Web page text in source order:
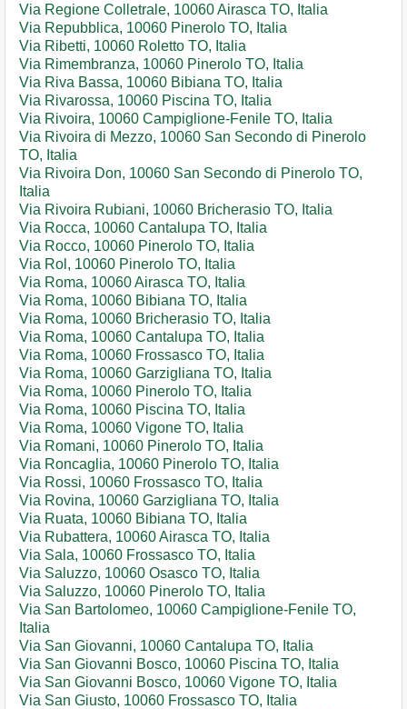
Via Regione Colletrale, 10060 Airasca TO, Italia
Via Repubblica, 10060 Pinerolo TO, Italia
Via Ribetti, 10060 Roletto TO, Italia
Via Rimembranza, 10060 Pinerolo TO, Italia
Via Riva Bassa, 10060 Bibiana TO, Italia
Via Rivarossa, 10060 Piscina TO, Italia
Via Rivoira, 10060 Campiglione-Fenile TO, Italia
Via Rivoira di Mezzo, 10060 San Secondo di Pinerolo
TO, Italia
Via Rivoira Don, 10060 San Secondo di Pinerolo TO,
Italia
Via Rivoira Rubiani, 10060 Bricherasio TO, Italia
Via Rocca, 10060 Cantalupa TO, Italia
Via Rocco, 10060 Pinerolo TO, Italia
Via Rol, 10060 Pinerolo TO, Italia
Via Roma, 10060 Airasca TO, Italia
Via Roma, 10060 Bibiana TO, Italia
Via Roma, 10060 Bricherasio TO, Italia
Via Roma, 10060 Cantalupa TO, Italia
Via Roma, 10060 Frossasco TO, Italia
Via Roma, 10060 Garzigliana TO, Italia
Via Roma, 10060 Pinerolo TO, Italia
Via Roma, 10060 Piscina TO, Italia
Via Roma, 10060 Vigone TO, Italia
Via Romani, 10060 Pinerolo TO, Italia
Via Roncaglia, 10060 Pinerolo TO, Italia
Via Rossi, 10060 Frossasco TO, Italia
Via Rovina, 10060 Garzigliana TO, Italia
Via Ruata, 10060 Bibiana TO, Italia
Via Rubattera, 10060 Airasca TO, Italia
Via Sala, 10060 Frossasco TO, Italia
Via Saluzzo, 10060 Osasco TO, Italia
Via Saluzzo, 10060 Pinerolo TO, Italia
Via San Bartolomeo, 10060 Campiglione-Fenile TO,
Italia
Via San Giovanni, 10060 Cantalupa TO, Italia
Via San Giovanni Bosco, 10060 Piscina TO, Italia
Via San Giovanni Bosco, 10060 Vigone TO, Italia
Via San Giusto, 10060 Frossasco TO, Italia